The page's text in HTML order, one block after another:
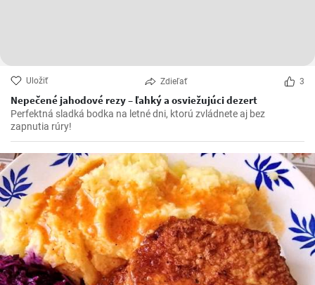
Uložiť Zdieľať 3
Nepečené jahodové rezy – ľahký a osviežujúci dezert
Perfektná sladká bodka na letné dni, ktorú zvládnete aj bez
zapnutia rúry!